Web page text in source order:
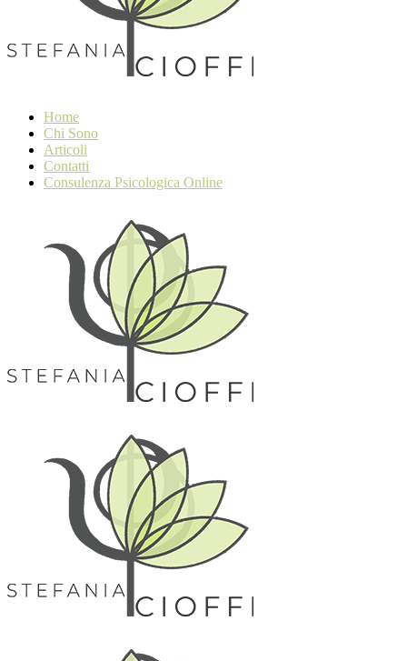
Home
Chi Sono
Articoli
Contatti
Consulenza Psicologica Online